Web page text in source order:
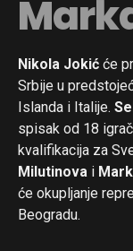
Nikola Jokić će
Srbije u
Islanda i Italije.
spisak od 18
kvalifikacija za
Milutinova i
će okupljanje
Beogradu.